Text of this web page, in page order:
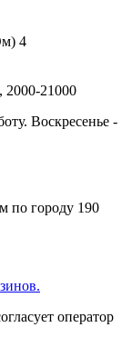
4
2000-21000
Воскресенье -
по городу 190
оператор